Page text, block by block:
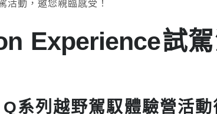
Experience試
系列越野駕馭體驗營活動